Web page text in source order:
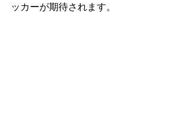
ッカーが期待されます。